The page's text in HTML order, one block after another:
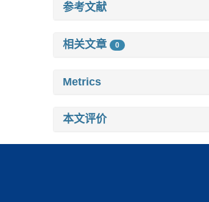
参考文献
相关文章 0
Metrics
本文评价